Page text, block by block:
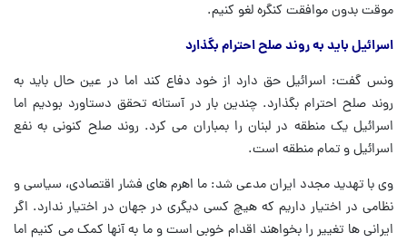
موقت بدون موافقت کنگره لغو کنیم.
اسرائیل باید به روند صلح احترام بگذارد
ونس گفت: اسرائیل حق دارد از خود دفاع کند اما در عین حال باید به
روند صلح احترام بگذارد. چندین بار در آستانه تحقق دستاورد بودیم اما
اسرائیل یک منطقه در لبنان را بمباران می کرد. روند صلح کنونی به نفع
اسرائیل و تمام منطقه است.
وی با تهدید مجدد ایران مدعی شد: ما اهرم های فشار اقتصادی، سیاسی و
نظامی در اختیار داریم که هیچ کسی دیگری در جهان در اختیار ندارد. اگر
ایرانی ها تغییر را بخواهند اقدام خوبی است و ما به آنها کمک می کنیم اما